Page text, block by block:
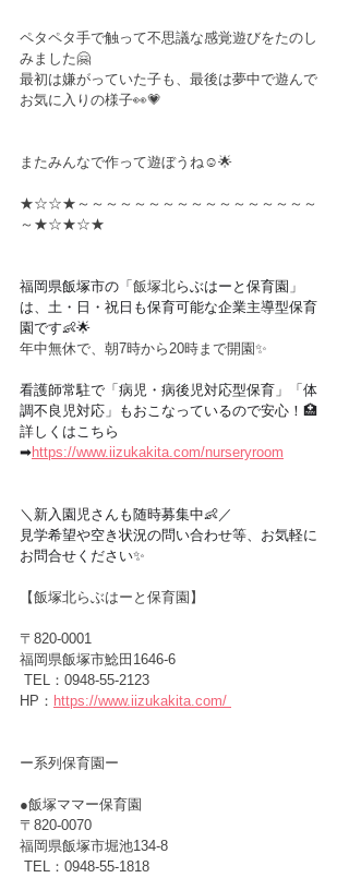
ペタペタ手で触って不思議な感覚遊びをたのし
みました🤗
最初は嫌がっていた子も、最後は夢中で遊んで
お気に入りの様子👀💗
またみんなで作って遊ぼうね☺️🌟
★☆☆★～～～～～～～～～～～～～～～～～
～★☆★☆★
福岡県飯塚市の「 飯塚北らぶはーと保育園」
は、土・日・祝日も保育可能な企業主導型保育
園です👶🌟
年中無休で、朝7時から20時まで開園✨
看護師常駐で「病児・病後児対応型保育」「体
調不良児対応」もおこなっているので安心！🏥
詳しくはこちら
➡︎https://www.iizukakita.com/nurseryroom
＼新入園児さんも随時募集中👶／
見学希望や空き状況の問い合わせ等、お気軽に
お問合せください✨
【飯塚北らぶはーと保育園】
〒820-0001
福岡県飯塚市鯰田1646-6
TEL：0948-55-2123
HP： https://www.iizukakita.com/
ー系列保育園ー
●飯塚ママー保育園
〒820-0070
福岡県飯塚市堀池134-8
TEL：0948-55-1818